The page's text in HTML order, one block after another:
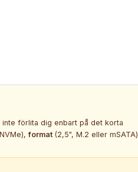
förlita dig enbart på det korta
format (2,5", M.2 eller mSATA)